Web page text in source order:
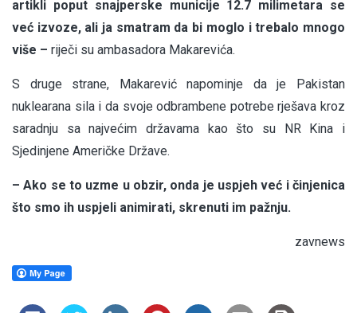
artikli poput snajperske municije 12.7 milimetara se
već izvoze, ali ja smatram da bi moglo i trebalo mnogo
više – riječi su ambasadora Makarevića.
S druge strane, Makarević napominje da je Pakistan
nuklearana sila i da svoje odbrambene potrebe rješava kroz
saradnju sa najvećim državama kao što su NR Kina i
Sjedinjene Američke Države.
– Ako se to uzme u obzir, onda je uspjeh već i činjenica
što smo ih uspjeli animirati, skrenuti im pažnju.
zavnews